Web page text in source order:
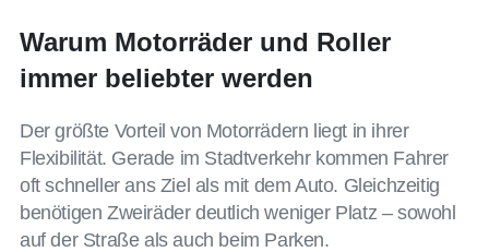
Warum Motorräder und Roller
immer beliebter werden
Der größte Vorteil von Motorrädern liegt in ihrer
Flexibilität. Gerade im Stadtverkehr kommen Fahrer
oft schneller ans Ziel als mit dem Auto. Gleichzeitig
benötigen Zweiräder deutlich weniger Platz – sowohl
auf der Straße als auch beim Parken.